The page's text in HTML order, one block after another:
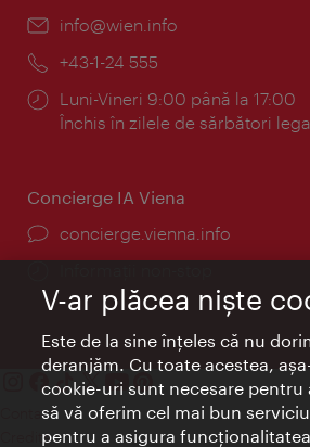
E-
info@wien.info
Telefon:
+43-1-24 555
Program:
Luni-Vineri 9:00 până la 17:00
Închis în zilele de sărbători
Concierge IA Viena
concierge.vienna.info
Contact
Credits
V-ar plăcea nişte
Este de la sine înţeles că nu
deranjăm. Cu toate acestea,
cookie-uri sunt necesare pentru
să vă oferim cel mai bun
pentru a asigura